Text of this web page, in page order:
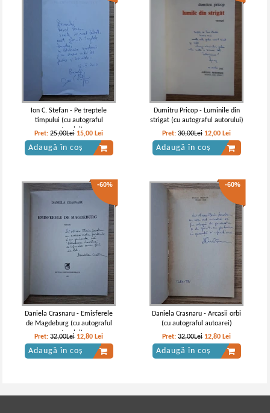
Ion C. Stefan - Pe treptele
timpului (cu autograful
autorului)
Pret:25,00Lei 15,00 Lei
Adaugă în coș
Dumitru Pricop - Luminile din
strigat (cu autograful autorului)
Pret:30,00Lei 12,00 Lei
Adaugă în coș
-60%
Daniela Crasnaru - Emisferele
de Magdeburg (cu autograful
autorului)
Pret:32,00Lei 12,80 Lei
Adaugă în coș
-60%
Daniela Crasnaru - Arcasii orbi
(cu autograful autoarei)
Pret:32,00Lei 12,80 Lei
Adaugă în coș